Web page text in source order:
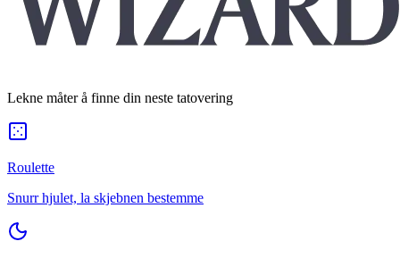
Lekne måter å finne din neste tatovering
Roulette
Snurr hjulet, la skjebnen bestemme